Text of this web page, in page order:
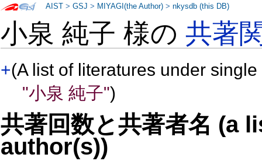
小泉 純子 様の共著
+(A list of literatures under
"小泉 純子")
共著回数と共著者名 (a
author(s))
AIST >GSJ > MIYAGI(the Author) >nkysdb (this DB)